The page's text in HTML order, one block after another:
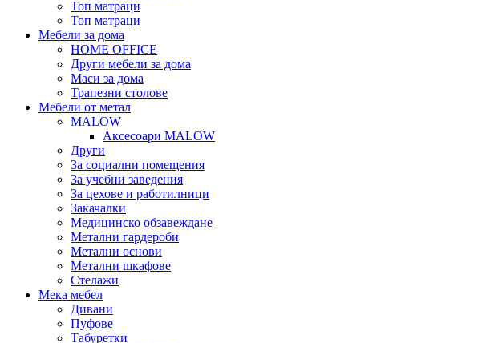
Топ матраци
Топ матраци
Мебели за дома
HOME OFFICE
Други мебели за дома
Маси за дома
Трапезни столове
Мебели от метал
MALOW
Аксесоари MALOW
Други
За социални помещения
За учебни заведения
За цехове и работилници
Закачалки
Медицинско обзавеждане
Метални гардероби
Метални основи
Метални шкафове
Стелажи
Мека мебел
Дивани
Пуфове
Табуретки